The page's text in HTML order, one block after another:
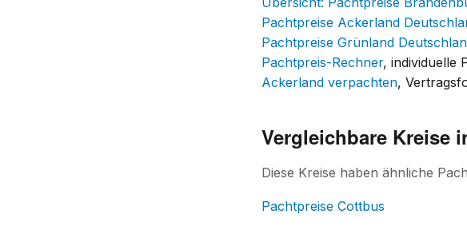
Pachtpreise Ackerland
Pachtpreise Grünland
Pachtpreis-Rechner, individuelle
Ackerland verpachten,
Vergleichbare Kreise
Diese Kreise haben ähnliche
Pachtpreise Cottbus